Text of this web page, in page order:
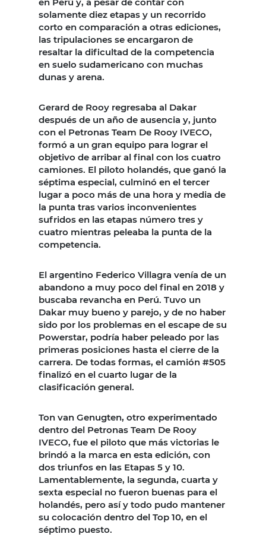
solamente diez etapas y un recorrido
corto en comparación a otras ediciones,
las tripulaciones se encargaron de
resaltar la dificultad de la competencia
en suelo sudamericano con muchas
dunas y arena.
Gerard de Rooy regresaba al Dakar
después de un año de ausencia y, junto
con el Petronas Team De Rooy IVECO,
formó a un gran equipo para lograr el
objetivo de arribar al final con los cuatro
camiones. El piloto holandés, que ganó la
séptima especial, culminó en el tercer
lugar a poco más de una hora y media de
la punta tras varios inconvenientes
sufridos en las etapas número tres y
cuatro mientras peleaba la punta de la
competencia.
El argentino Federico Villagra venía de un
abandono a muy poco del final en 2018 y
buscaba revancha en Perú. Tuvo un
Dakar muy bueno y parejo, y de no haber
sido por los problemas en el escape de su
Powerstar, podría haber peleado por las
primeras posiciones hasta el cierre de la
carrera. De todas formas, el camión #505
finalizó en el cuarto lugar de la
clasificación general.
Ton van Genugten, otro experimentado
dentro del Petronas Team De Rooy
IVECO, fue el piloto que más victorias le
brindó a la marca en esta edición, con
dos triunfos en las Etapas 5 y 10.
Lamentablemente, la segunda, cuarta y
sexta especial no fueron buenas para el
holandés, pero así y todo pudo mantener
su colocación dentro del Top 10, en el
séptimo puesto.